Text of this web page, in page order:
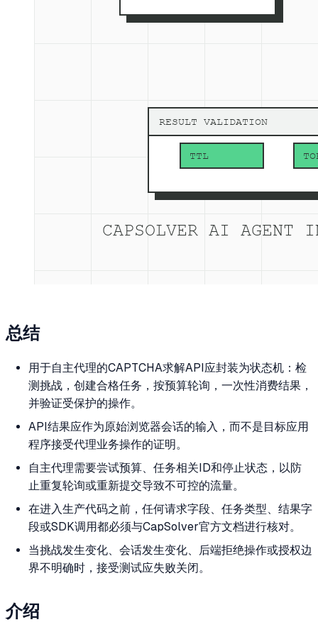
总结
用于自主代理的CAPTCHA求解API应封装为状态机：检
测挑战，创建合格任务，按预算轮询，一次性消费结果，
并验证受保护的操作。
API结果应作为原始浏览器会话的输入，而不是目标应用
程序接受代理业务操作的证明。
自主代理需要尝试预算、任务相关ID和停止状态，以防
止重复轮询或重新提交导致不可控的流量。
在进入生产代码之前，任何请求字段、任务类型、结果字
段或SDK调用都必须与CapSolver官方文档进行核对。
当挑战发生变化、会话发生变化、后端拒绝操作或授权边
界不明确时，接受测试应失败关闭。
介绍